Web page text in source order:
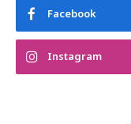
Facebook
Instagram